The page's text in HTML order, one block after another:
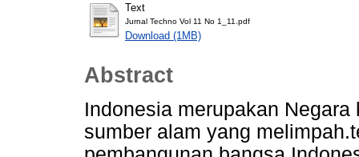
Text
Jurnal Techno Vol 11 No 1_11.pdf
Download (1MB)
Abstract
Indonesia merupakan
sumber alam yang